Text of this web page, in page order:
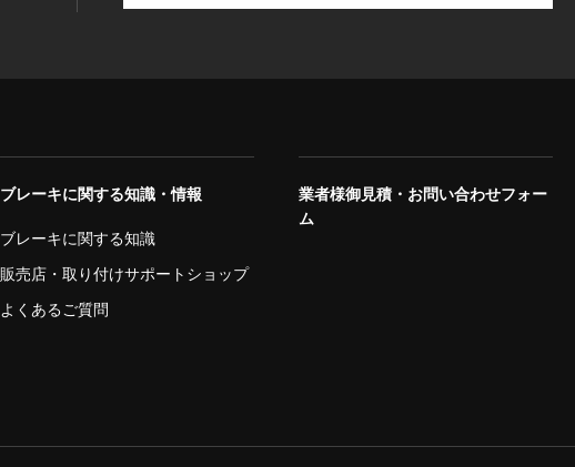
ブレーキに関する知識・情報
ブレーキに関する知識
販売店・取り付けサポートショップ
よくあるご質問
業者様御見積・お問い合わせフォー
ム